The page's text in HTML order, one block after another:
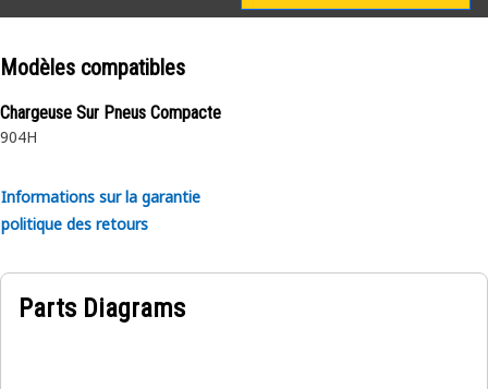
Modèles compatibles
Chargeuse Sur Pneus Compacte
904H
Informations sur la garantie
politique des retours
Parts Diagrams